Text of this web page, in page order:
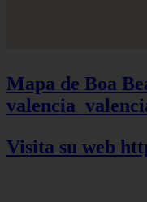
Mapa de Boa
Visita su web